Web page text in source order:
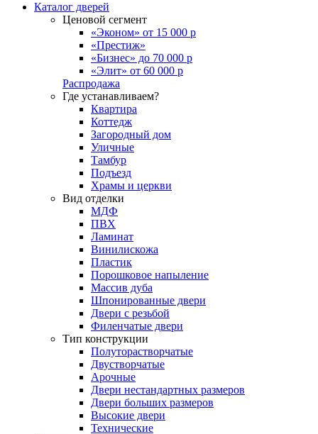
Каталог дверей
Ценовой сегмент
«Эконом» от 15 000 р
«Престиж»
«Бизнес» до 70 000 р
«Элит» от 60 000 р
Распродажа
Где устанавливаем?
Квартира
Коттедж
Загородный дом
Уличные
Тамбур
Подъезд
Храмы и церкви
Вид отделки
МДФ
ПВХ
Ламинат
Винилискожа
Пластик
Порошковое напыление
Массив дуба
Шпонированные двери
Двери с резьбой
Филенчатые двери
Тип конструкции
Полуторастворчатые
Двустворчатые
Арочные
Двери нестандартных размеров
Двери больших размеров
Высокие двери
Технические